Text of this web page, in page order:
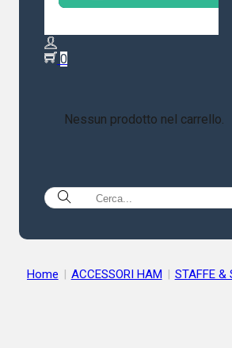
0
Nessun prodotto nel carrello.
Home | ACCESSORI HAM | STAFFE &